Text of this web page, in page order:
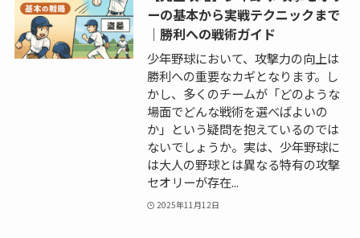
ーの基本から実戦テクニックまで
｜勝利への戦術ガイド
少年野球において、攻撃力の向上は
勝利への重要なカギとなります。し
かし、多くのチームが「どのような
場面でどんな戦術を選べばよいの
か」という疑問を抱えているのでは
ないでしょうか。実は、少年野球に
は大人の野球とは異なる特有の攻撃
セオリーが存在...
2025年11月12日